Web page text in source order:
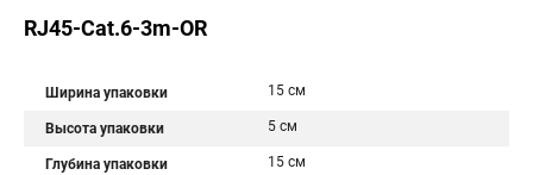
RJ45-Cat.6-3m-OR
Ширина упаковки 15 см
Высота упаковки 5 см
Глубина упаковки 15 см